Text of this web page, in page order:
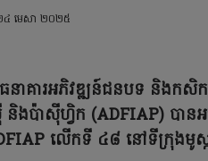
មេសា ២០២៥
នាគារអភិវឌ្ឍន៍ជនបទ និងកសិ
និងប៉ាស៊ីហ្វិក (ADFIAP) បានអញ្
លើកទី ៤៨ នៅទីក្រុងមូ